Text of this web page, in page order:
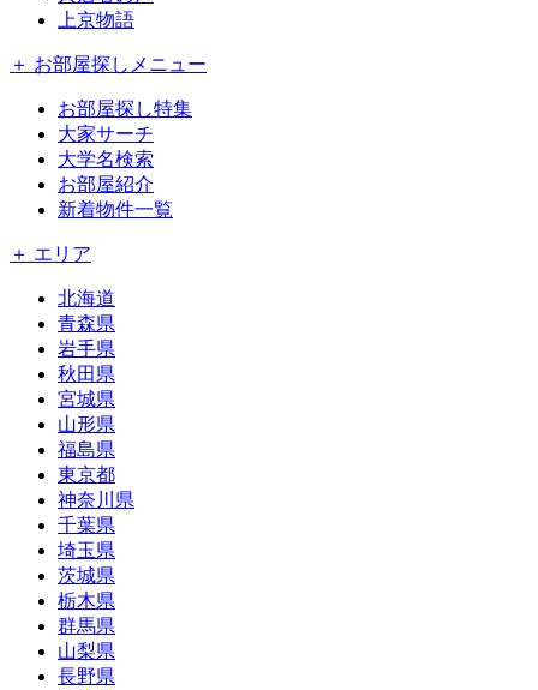
上京物語
＋ お部屋探しメニュー
お部屋探し特集
大家サーチ
大学名検索
お部屋紹介
新着物件一覧
＋ エリア
北海道
青森県
岩手県
秋田県
宮城県
山形県
福島県
東京都
神奈川県
千葉県
埼玉県
茨城県
栃木県
群馬県
山梨県
長野県